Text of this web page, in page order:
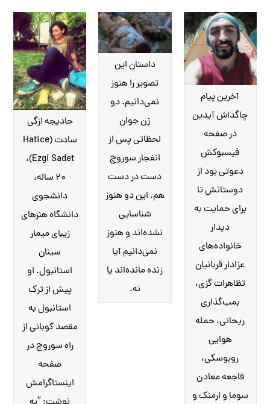
حادیجه ازگی
سادت (Hatice
Ezgi Sadet)،
۲۰ ساله،
دانشجوی
دانشگاه هنرهای
زیبای میمار
سینان
استانبول. او
پیش از ترک
استانبول به
مقصد کوبانی از
راه سوروچ در
صفحه
اینستاگرامش
داستان این
تصویر را هنوز
نمی‌دانیم. دو
زن جوان
لحظاتی پس از
انفجار سوروچ
دست در دست
هم. این دو هنوز
شناسایی
نشده‌اند و هنوز
نمی‌دانیم آیا
زنده مانده‌اند یا
نه.
آخرین پیام
چاگداش آیدین
در صفحه
فیسبوکش
دعوتی بود از
دوستانش تا
برای حمایت به
دیدار
خانواده‌های
عزادار قربانیان
تظاهرات گزی،
بمب‌گذاری
ریحانی، حمله
هوایی
روبوسکی،
فاجعه معادن
سوما و ارمنک و